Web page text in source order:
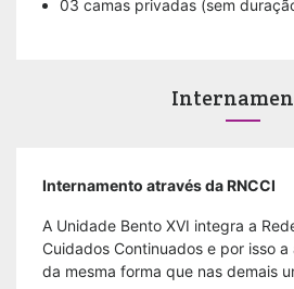
03 camas privadas (sem
Internamento através da RNCCI
A Unidade Bento XVI integra a
Cuidados Continuados e por isso
da mesma forma que nas demais